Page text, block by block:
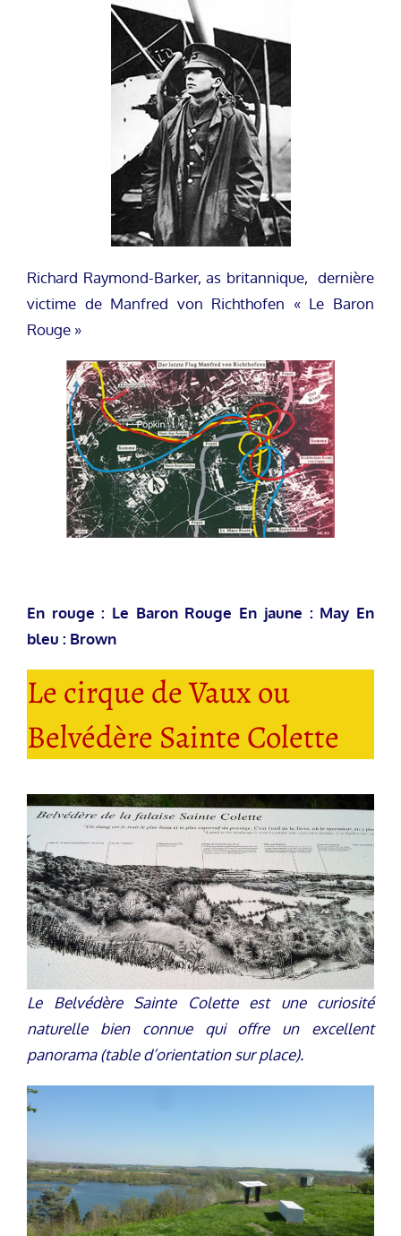
Richard Raymond-Barker, as britannique, dernière
victime de Manfred von Richthofen « Le Baron
Rouge »
En rouge : Le Baron Rouge En jaune : May En
bleu : Brown
Le cirque de Vaux ou
Belvédère Sainte Colette
Le Belvédère Sainte Colette est une curiosité
naturelle bien connue qui offre un excellent
panorama (table d’orientation sur place).